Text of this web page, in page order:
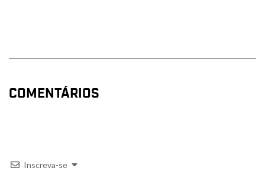
COMENTÁRIOS
Inscreva-se